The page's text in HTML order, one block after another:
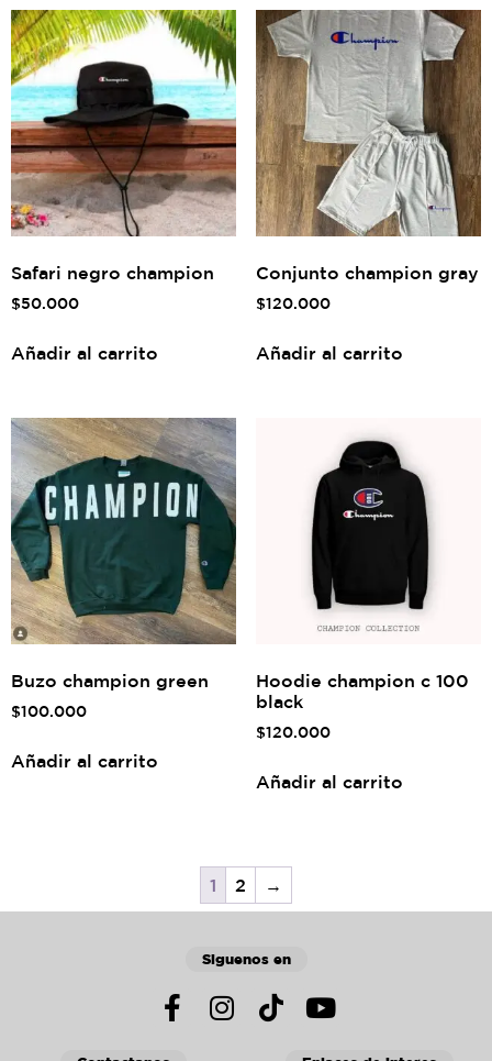
Safari negro champion
$50.000
Añadir al carrito
Conjunto champion gray
$120.000
Añadir al carrito
Buzo champion green
$100.000
Añadir al carrito
Hoodie champion c 100
black
$120.000
Añadir al carrito
1 2 →
Siguenos en